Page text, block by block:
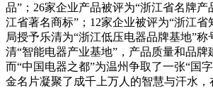
品”；26家企业产品被评为“浙江省名牌产
江省著名商标”；12家企业被评为“浙江省
局授予乐清为“浙江低压电器品牌基地”
清“智能电器产业基地”，产品质量和品牌
而“中国电器之都”为温州争取了一张“国
金名片凝聚了成千上万人的智慧与汗水，